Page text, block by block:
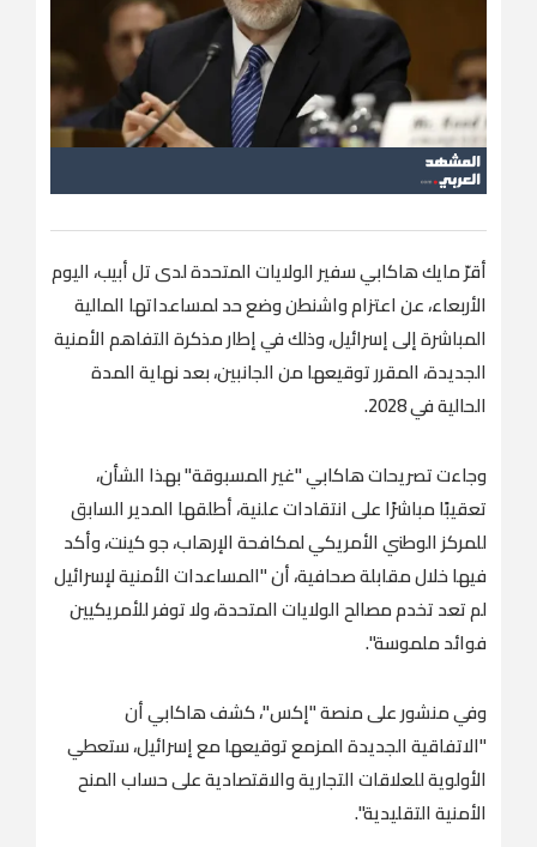
أقرّ مايك هاكابي سفير الولايات المتحدة لدى تل أبيب، اليوم
الأربعاء، عن اعتزام واشنطن وضع حد لمساعداتها المالية
المباشرة إلى إسرائيل، وذلك في إطار مذكرة التفاهم الأمنية
الجديدة، المقرر توقيعها من الجانبين، بعد نهاية المدة
الحالية في 2028.
وجاءت تصريحات هاكابي "غير المسبوقة" بهذا الشأن،
تعقيبًا مباشرًا على انتقادات علنية، أطلقها المدير السابق
للمركز الوطني الأمريكي لمكافحة الإرهاب، جو كينت، وأكد
فيها خلال مقابلة صحافية، أن "المساعدات الأمنية لإسرائيل
لم تعد تخدم مصالح الولايات المتحدة، ولا توفر للأمريكيين
فوائد ملموسة".
وفي منشور على منصة "إكس"، كشف هاكابي أن
"الاتفاقية الجديدة المزمع توقيعها مع إسرائيل، ستعطي
الأولوية للعلاقات التجارية والاقتصادية على حساب المنح
الأمنية التقليدية".